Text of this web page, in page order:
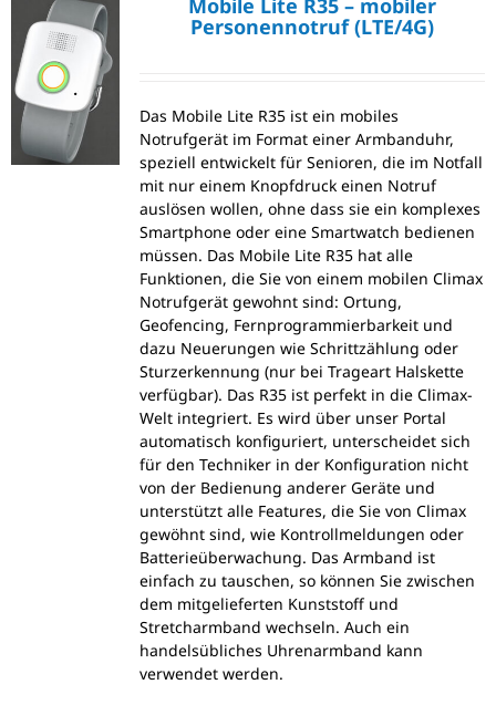
Personennotruf (LTE/4G)
Das Mobile Lite R35 ist ein mobiles
Notrufgerät im Format einer Armbanduhr,
speziell entwickelt für Senioren, die im Notfall
mit nur einem Knopfdruck einen Notruf
auslösen wollen, ohne dass sie ein komplexes
Smartphone oder eine Smartwatch bedienen
müssen. Das Mobile Lite R35 hat alle
Funktionen, die Sie von einem mobilen Climax
Notrufgerät gewohnt sind: Ortung,
Geofencing, Fernprogrammierbarkeit und
dazu Neuerungen wie Schrittzählung oder
Sturzerkennung (nur bei Trageart Halskette
verfügbar). Das R35 ist perfekt in die Climax-
Welt integriert. Es wird über unser Portal
automatisch konfiguriert, unterscheidet sich
für den Techniker in der Konfiguration nicht
von der Bedienung anderer Geräte und
unterstützt alle Features, die Sie von Climax
gewöhnt sind, wie Kontrollmeldungen oder
Batterieüberwachung. Das Armband ist
einfach zu tauschen, so können Sie zwischen
dem mitgelieferten Kunststoff und
Stretcharmband wechseln. Auch ein
handelsübliches Uhrenarmband kann
verwendet werden.